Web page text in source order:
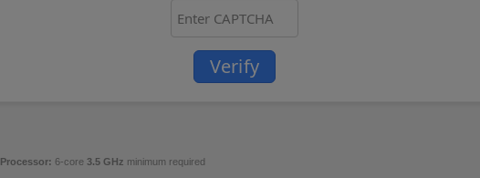
Verify
Processor: 6-core 3.5 GHz minimum required